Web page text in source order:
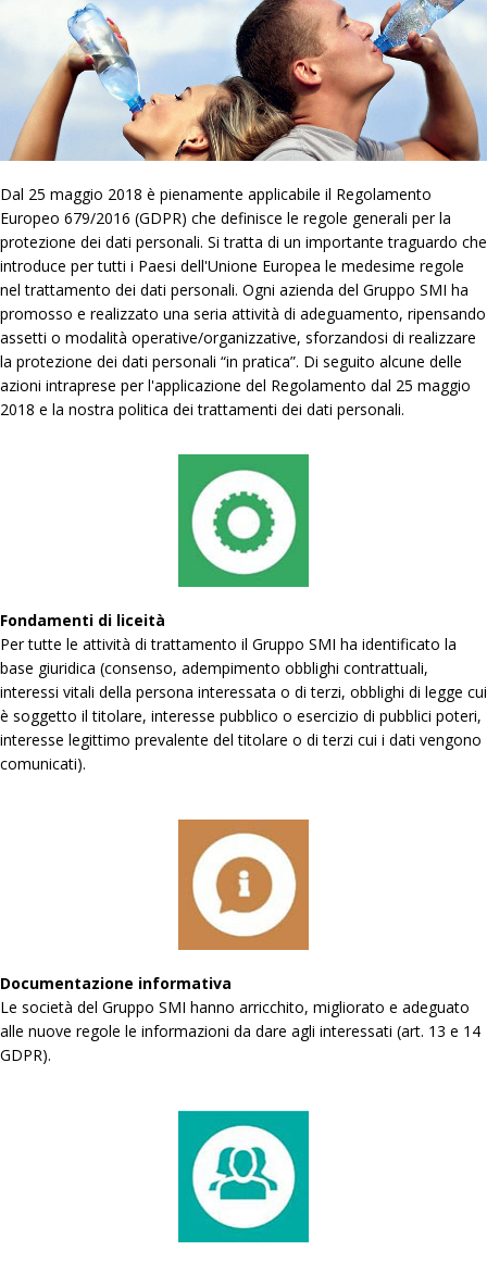
Dal 25 maggio 2018 è pienamente applicabile il Regolamento
Europeo 679/2016 (GDPR) che definisce le regole generali per la
protezione dei dati personali. Si tratta di un importante traguardo che
introduce per tutti i Paesi dell'Unione Europea le medesime regole
nel trattamento dei dati personali. Ogni azienda del Gruppo SMI ha
promosso e realizzato una seria attività di adeguamento, ripensando
assetti o modalità operative/organizzative, sforzandosi di realizzare
la protezione dei dati personali “in pratica”. Di seguito alcune delle
azioni intraprese per l'applicazione del Regolamento dal 25 maggio
2018 e la nostra politica dei trattamenti dei dati personali.
Fondamenti di liceità
Per tutte le attività di trattamento il Gruppo SMI ha identificato la
base giuridica (consenso, adempimento obblighi contrattuali,
interessi vitali della persona interessata o di terzi, obblighi di legge cui
è soggetto il titolare, interesse pubblico o esercizio di pubblici poteri,
interesse legittimo prevalente del titolare o di terzi cui i dati vengono
comunicati).
Documentazione informativa
Le società del Gruppo SMI hanno arricchito, migliorato e adeguato
alle nuove regole le informazioni da dare agli interessati (art. 13 e 14
GDPR).